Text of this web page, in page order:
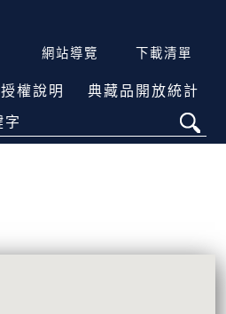
網站導覽 下載清單
權說明 典藏品開放統計